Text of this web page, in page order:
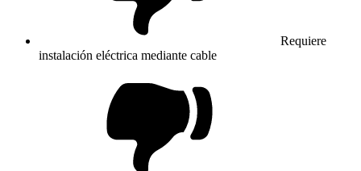
Requiere
instalación eléctrica mediante cable